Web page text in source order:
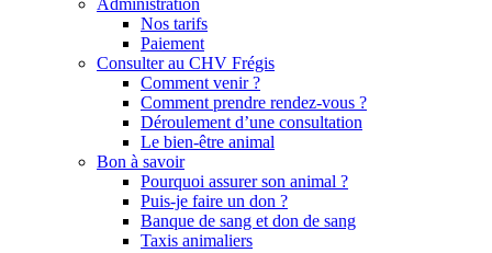
Administration
Nos tarifs
Paiement
Consulter au CHV Frégis
Comment venir ?
Comment prendre rendez-vous ?
Déroulement d’une consultation
Le bien-être animal
Bon à savoir
Pourquoi assurer son animal ?
Puis-je faire un don ?
Banque de sang et don de sang
Taxis animaliers